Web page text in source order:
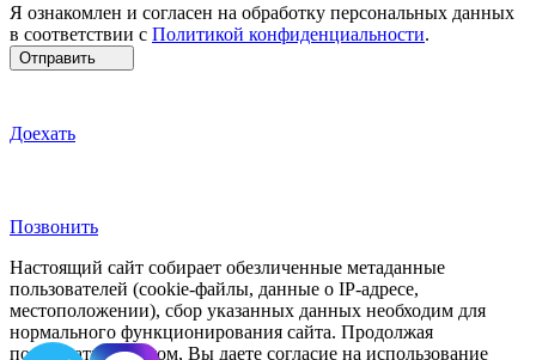
Я ознакомлен и согласен на обработку персональных данных
в соответствии с Политикой конфиденциальности.
Отправить
Доехать
Позвонить
Настоящий сайт собирает обезличенные метаданные
пользователей (cookie-файлы, данные о IP-адресе,
местоположении), сбор указанных данных необходим для
нормального функционирования сайта. Продолжая
пользоваться сайтом, Вы даете согласие на использование